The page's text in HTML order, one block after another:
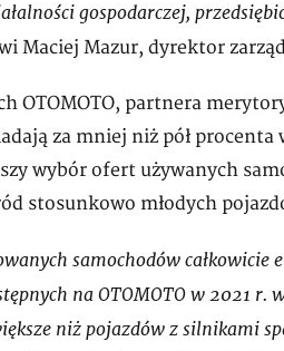
gospodarczej,
Maciej Mazur, dyrektor
OTOMOTO, partnera
za mniej niż pół
wybór ofert używanych
stosunkowo młodych
samochodów całkowicie
na OTOMOTO w 2021 r.
niż pojazdów z silnikami